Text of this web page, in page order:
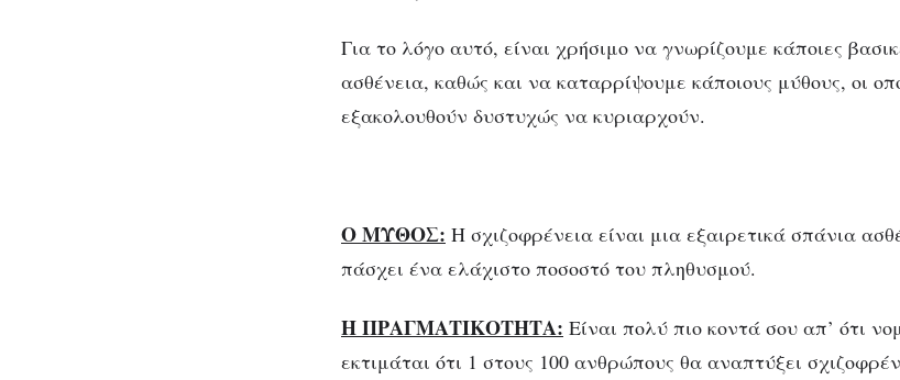
Για το λόγο αυτό, είναι χρήσιμο να γνωρίζουμε κάποιες
ασθένεια, καθώς και να καταρρίψουμε κάποιους μύθους, οι
εξακολουθούν δυστυχώς να κυριαρχούν.
Ο ΜΥΘΟΣ: Η σχιζοφρένεια είναι μια εξαιρετικά σπάνια
πάσχει ένα ελάχιστο ποσοστό του πληθυσμού.
Η ΠΡΑΓΜΑΤΙΚΟΤΗΤΑ: Είναι πολύ πιο κοντά σου απ’ ότι
εκτιμάται ότι 1 στους 100 ανθρώπους θα αναπτύξει